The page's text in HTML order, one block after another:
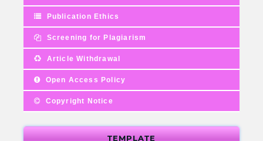
Publication Ethics
Screening for Plagiarism
Article Withdrawal
Open Access Policy
Copyright Notice
TEMPLATE